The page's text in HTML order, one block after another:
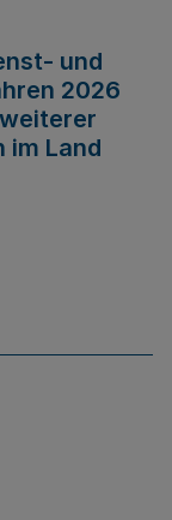
und
2026
Land